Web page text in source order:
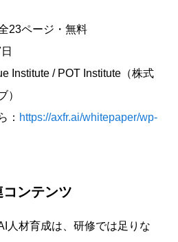
23ページ・無料
Institute / POT Institute（株式
）
： https://axfr.ai/whitepaper/wp-
コンテンツ
人材育成は、研修では足りな